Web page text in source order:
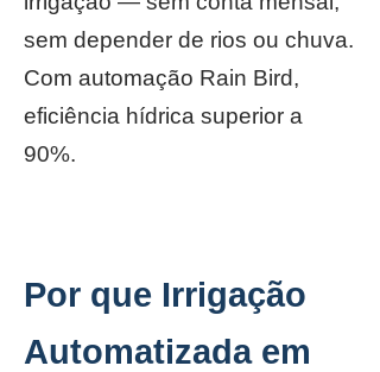
sem depender de rios ou chuva.
Com automação Rain Bird,
eficiência hídrica superior a
90%.
Por que Irrigação
Automatizada em